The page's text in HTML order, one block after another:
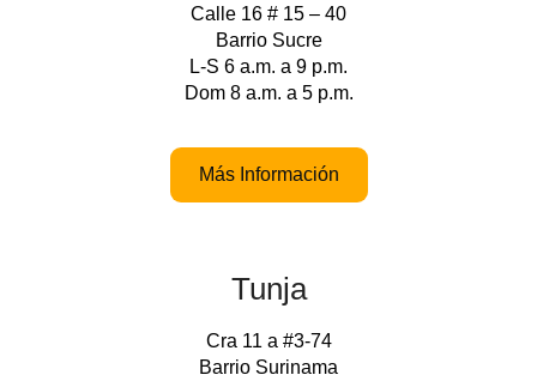
Calle 16 # 15 – 40
Barrio Sucre
L-S 6 a.m. a 9 p.m.
Dom 8 a.m. a 5 p.m.
Más Información
Tunja
Cra 11 a #3-74
Barrio Surinama